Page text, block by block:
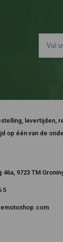
levertijden,
op één van de
46a, 9723 TM
5